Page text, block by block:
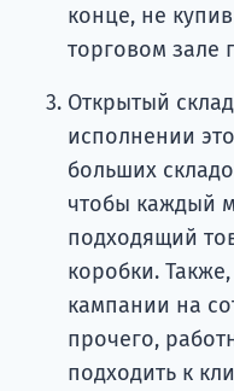
конце, не
торговом зале
Открытый
исполнении
больших
чтобы каждый
подходящий
коробки.
кампании на
прочего,
подходить к